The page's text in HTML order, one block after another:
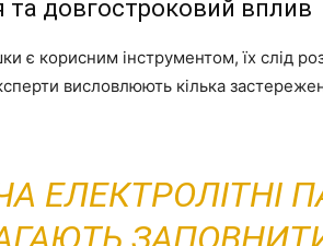
та довгостроковий вплив
є корисним інструментом, їх слід
висловлюють кілька
ЕЛЕКТРОЛІТНІ